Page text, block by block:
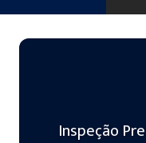
Inspeção